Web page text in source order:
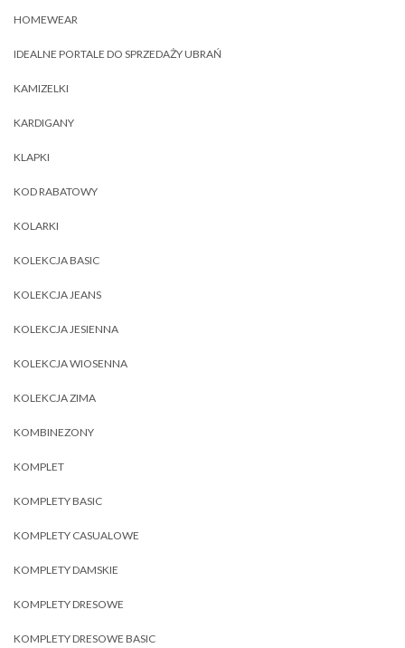
HOMEWEAR
IDEALNE PORTALE DO SPRZEDAŻY UBRAŃ
KAMIZELKI
KARDIGANY
KLAPKI
KOD RABATOWY
KOLARKI
KOLEKCJA BASIC
KOLEKCJA JEANS
KOLEKCJA JESIENNA
KOLEKCJA WIOSENNA
KOLEKCJA ZIMA
KOMBINEZONY
KOMPLET
KOMPLETY BASIC
KOMPLETY CASUALOWE
KOMPLETY DAMSKIE
KOMPLETY DRESOWE
KOMPLETY DRESOWE BASIC